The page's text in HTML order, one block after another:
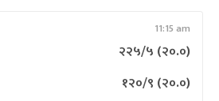
11:15 am
२२५/५ (२०.०)
१२०/९ (२०.०)